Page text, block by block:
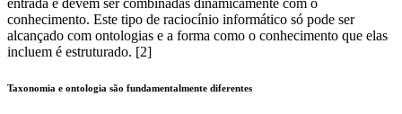
entrada e devem ser combinadas dinamicamente com o
conhecimento. Este tipo de raciocínio informático só pode ser
alcançado com ontologias e a forma como o conhecimento que elas
incluem é estruturado. [2]
Taxonomia e ontologia são fundamentalmente diferentes